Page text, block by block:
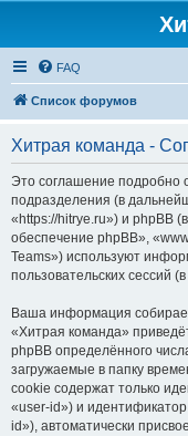
FAQ
Список форумов
Хитрая команда -
Это соглашение подробно
подразделения (в
«https://hitrye.ru») и phpBB
обеспечение phpBB»,
Teams») используют
пользовательских
Ваша информация
«Хитрая команда»
phpBB определённого
загружаемые в папку
cookie содержат только
«user-id») и
id»), автоматически